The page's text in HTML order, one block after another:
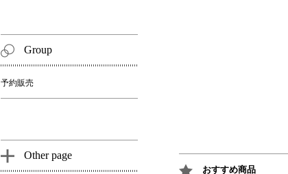
おすすめ商品
Group
予約販売
Other page